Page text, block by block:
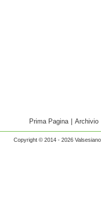
Prima Pagina Archivio
Copyright © 2014 - 2026